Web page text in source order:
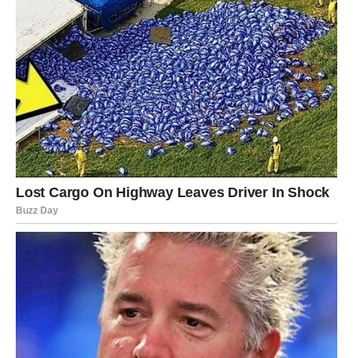
STRIJELAC
Nova energija donosi vam spontane susrete i mnogo
pozitivnih emocija.
Jedna osoba vraća vam vjeru da ljubav može biti
jednostavna i iskrena.
Sreća vam dolazi neočekivano
Pred vama su veoma lijepi trenuci.
JARAC
Jarčevi konačno prestaju skrivati ono što osjećaju.
Jedan razgovor ili susret mogli bi vam potpuno